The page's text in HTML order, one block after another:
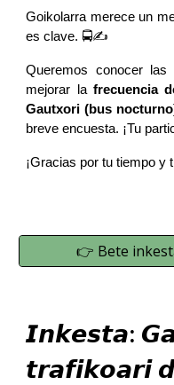
Goikolarra merece un
es clave. 🚍✍️
Queremos conocer las
mejorar lafrecuencia
Gautxori (bus
breve encuesta. ¡Tu
¡Gracias por tu tiempo y
👉 Bete
𝙄𝙣𝙠𝙚𝙨𝙩𝙖:
𝙩𝙧𝙖𝙛𝙞𝙠𝙤𝙖𝙧𝙞